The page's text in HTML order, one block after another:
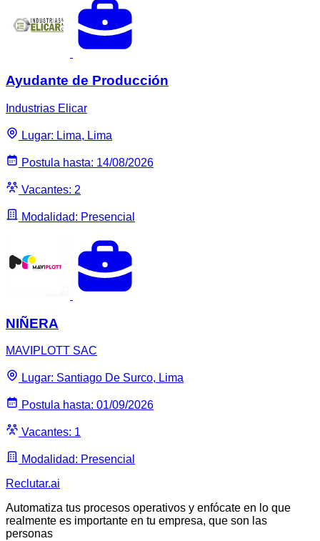
Ayudante de Producción
Industrias Elicar
Lugar: Lima, Lima
Postula hasta: 14/08/2026
Vacantes: 2
Modalidad: Presencial
NIÑERA
MAVIPLOTT SAC
Lugar: Santiago De Surco, Lima
Postula hasta: 01/09/2026
Vacantes: 1
Modalidad: Presencial
Reclutar.ai
Automatiza tus procesos operativos y enfócate en lo que
realmente es importante en tu empresa, que son las
personas